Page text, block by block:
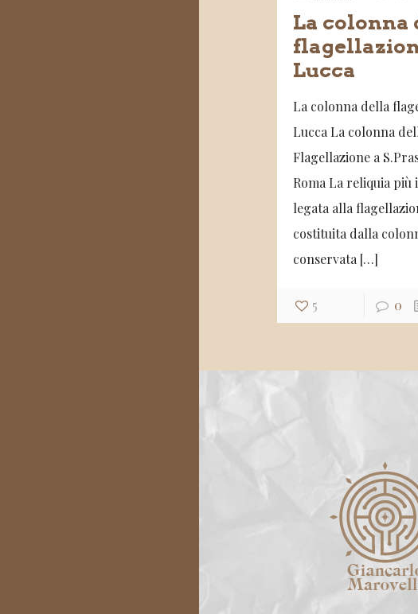
La colonna
Lucca
La colonna della
Lucca La colonna
Flagellazione a
Roma La reliquia
legata alla
costituita dalla
conservata […]
5 0